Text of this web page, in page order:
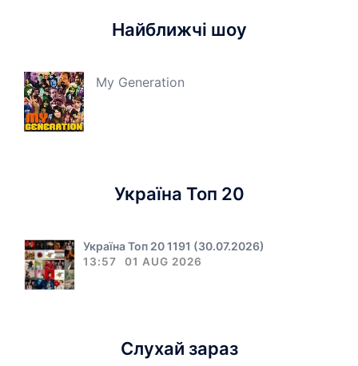
Найближчі шоу
My Generation
Україна Топ 20
Україна Топ 20 1191 (30.07.2026)
13:57 01 AUG 2026
Слухай зараз